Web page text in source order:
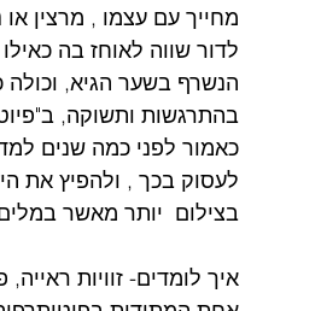
מחייך עם עצמו , מרצין
לדור שווה לאוחז בה
הנשרף בשער הגיא,
בהתרגשות ותשוקה,
כאמור לפני כמה שנים
לעסוק בכך , ולהפיץ את
בצילום  יותר מאשר
איך לומדים- זוויות